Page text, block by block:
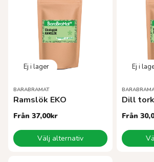
BARABRAMAT
Ramslök EKO
Från 37,00kr
Välj alternativ
Den
här
Dill
Från
Den
här